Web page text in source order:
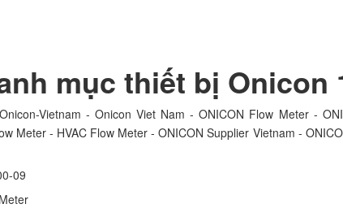
mục thiết bị Onicon
Vietnam - Onicon Viet Nam - ONICON Flow Meter -
Meter - HVAC Flow Meter - ONICON Supplier Vietnam -
09